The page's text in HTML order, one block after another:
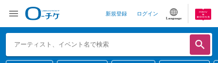
新規登録 ログイン
Language